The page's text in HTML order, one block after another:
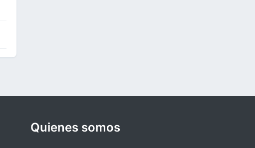
Quienes somos